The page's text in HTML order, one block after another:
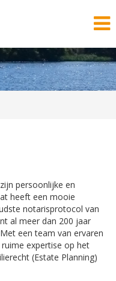
persoonlijke en
heeft een mooie
notarisprotocol van
al meer dan 200 jaar
een team van ervaren
expertise op het
(Estate Planning)